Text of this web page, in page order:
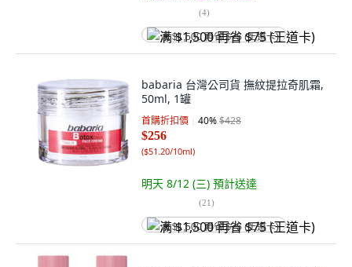
(4)
满 $1,500 再省 $75 (王道卡)
babaria 台灣公司貨 撫紋提拉奇肌霜,
50ml, 1罐
首購折扣價 40%$428
$256
($51.20/10ml)
明天 8/12 (三) 預計送達
(21)
满 $1,500 再省 $75 (王道卡)